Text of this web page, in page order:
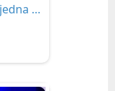
10 Tenorów 10 głosów, jedna scena